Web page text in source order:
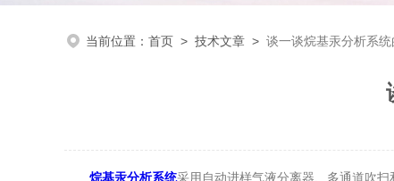
当前位置： 首页 > 技术文章 > 谈一谈烷基汞分析系统
烷基汞分析系统采用自动进样气液分离器、多通道吹